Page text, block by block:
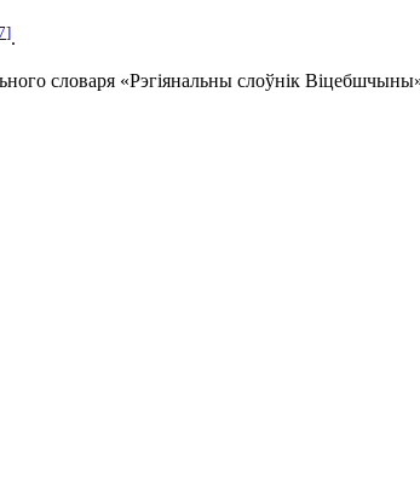
].
словаря «Рэгіянальны слоўнік